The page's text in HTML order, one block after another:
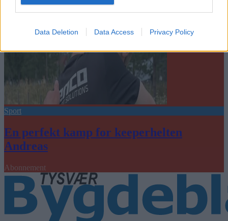
Data Deletion Data Access Privacy Policy
Sport
En perfekt kamp for keeperhelten
Andreas
Abonnement